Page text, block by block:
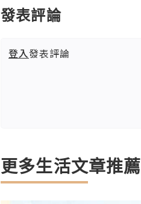
發表評論
登入發表評論
更多生活文章推薦